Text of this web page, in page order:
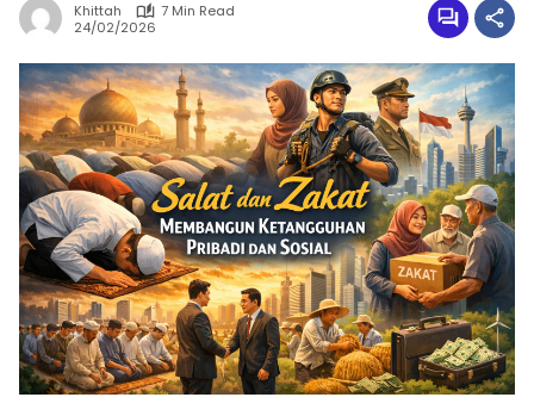
Khittah
7 Min Read
24/02/2026